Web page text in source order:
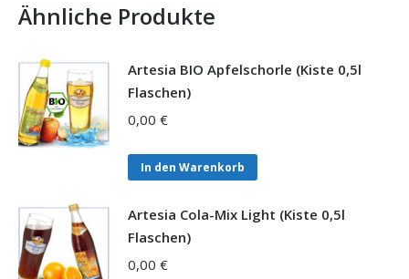
Ähnliche Produkte
Artesia BIO Apfelschorle (Kiste 0,5l
Flaschen)
0,00 €
In den Warenkorb
Artesia Cola-Mix Light (Kiste 0,5l
Flaschen)
0,00 €